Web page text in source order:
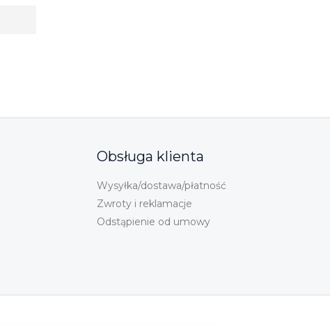
Obsługa klienta
Wysyłka/dostawa/płatność
Zwroty i reklamacje
Odstąpienie od umowy